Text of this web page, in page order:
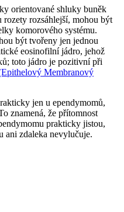
orientované shluky buněk
rozsáhlejší, mohou být
komorového systému.
být tvořeny jen jednou
eosinofilní jádro, jehož
toto jádro je pozitivní při
Membranový
jen u ependymomů,
znamená, že přítomnost
prakticky jistou,
ani zdaleka nevylučuje.